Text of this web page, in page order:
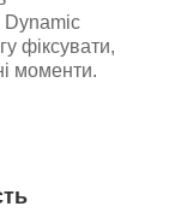
Dynamic
фіксувати,
моменти.